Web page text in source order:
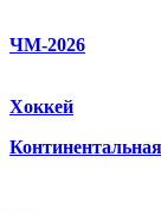
ЧМ-2026
Хоккей